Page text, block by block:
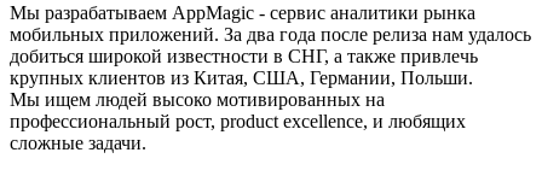
Мы разрабатываем AppMagic - сервис аналитики рынка
мобильных приложений. За два года после релиза нам удалось
добиться широкой известности в СНГ, а также привлечь
крупных клиентов из Китая, США, Германии, Польши.
Мы ищем людей высоко мотивированных на
профессиональный рост, product excellence, и любящих
сложные задачи.